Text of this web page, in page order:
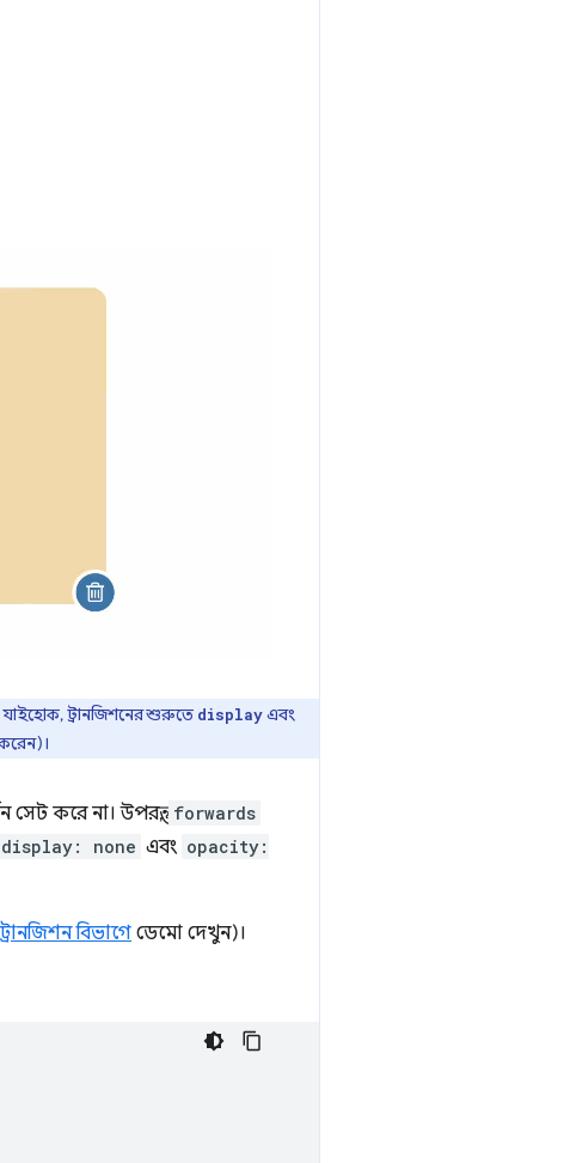
যাইহোক, ট্রানজিশনের শুরুতে displayএবং
সেট করে না। উপরন্তু, forwards
display: none এবং opacity:
ট্রানজিশন বিভাগে ডেমো দেখুন)।